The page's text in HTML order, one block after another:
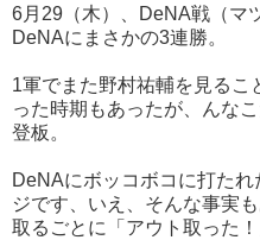
6月29（木）、DeNA戦（マ
DeNAにまさかの3連勝。
1軍でまた野村祐輔を見るこ
った時期もあったが、んな
登板。
DeNAにボッコボコに打た
ジです、いえ、そんな事実
取るごとに「アウト取った